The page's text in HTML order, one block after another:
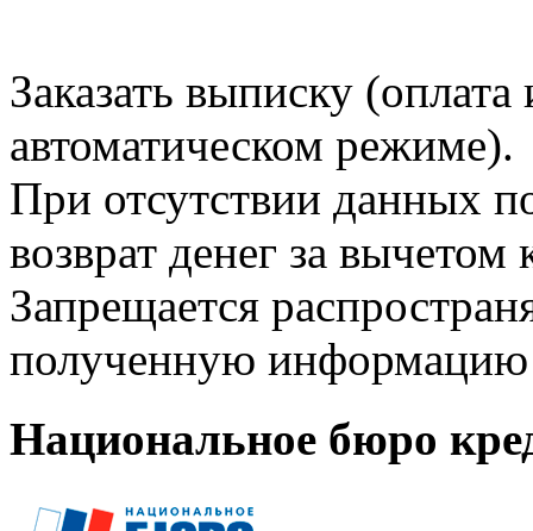
Заказать выписку
автоматическом режиме).
При отсутствии данных
возврат денег за
Запрещается
полученную информацию
Национальное бюро